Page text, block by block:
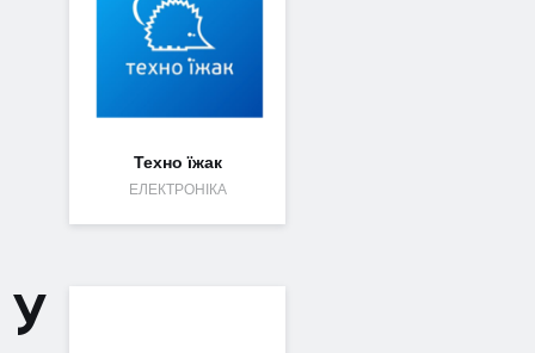
Техно їжак
ЕЛЕКТРОНІКА
У